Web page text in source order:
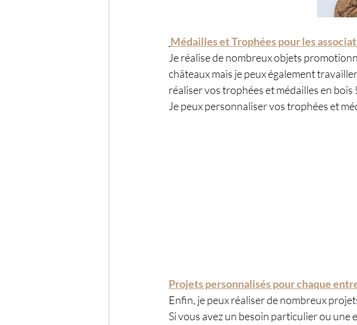
Médailles et Trophées pour les
Je réalise de nombreux objets
châteaux mais je peux également
réaliser vos trophées et médailles en bois !
Je peux personnaliser vos trophées et
Projets personnalisés pour chaque
Enfin, je peux réaliser de nombreux
Si vous avez un besoin particulier ou